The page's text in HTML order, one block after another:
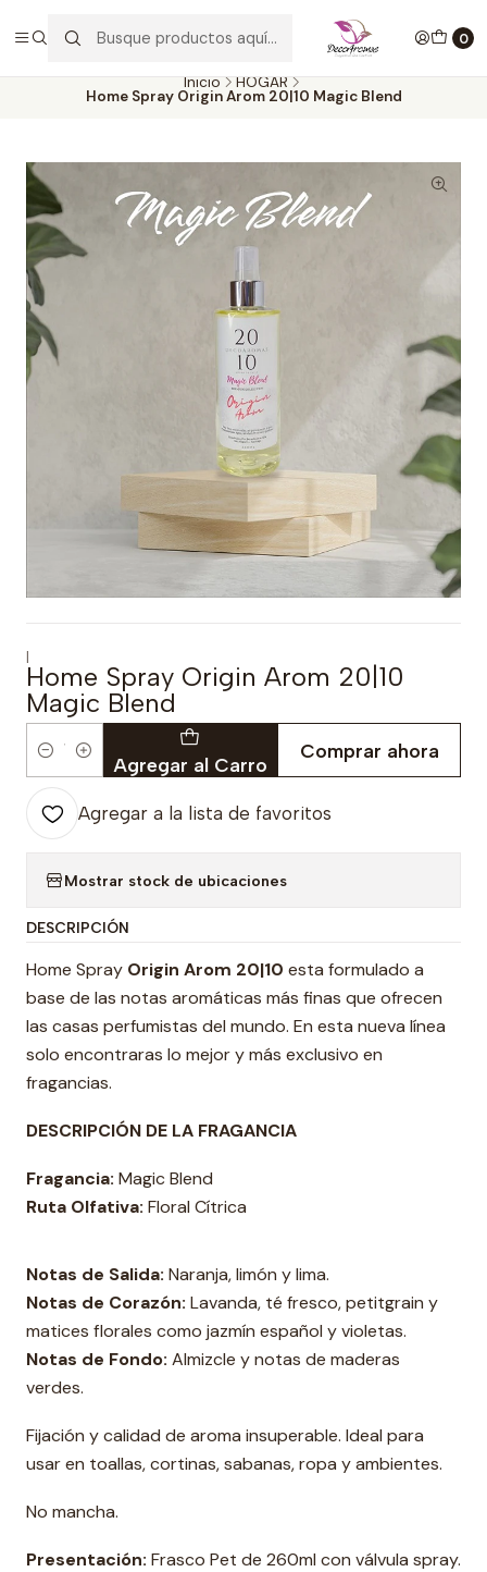
0
Envío GRATIS por compras desde $30.000. SOLO en la provincia de
SANTIAGO. (EXCLUYE CLIENTES MAYORISTAS))
Inicio HOGAR
Home Spray Origin Arom 20|10 Magic Blend
|
Home Spray Origin Arom 20|10
Magic Blend
Cantidad Agregar al Carro
Comprar ahora
Agregar a la lista de favoritos
Mostrar stock de ubicaciones
DESCRIPCIÓN
Home Spray Origin Arom 20|10 esta formulado a
base de las notas aromáticas más finas que ofrecen
las casas perfumistas del mundo. En esta nueva línea
solo encontraras lo mejor y más exclusivo en
fragancias.
DESCRIPCIÓN DE LA FRAGANCIA
Fragancia: Magic Blend
Ruta Olfativa: Floral Cítrica
Notas de Salida: Naranja, limón y lima.
Notas de Corazón: Lavanda, té fresco, petitgrain y
matices florales como jazmín español y violetas.
Notas de Fondo: Almizcle y notas de maderas
verdes.
Fijación y calidad de aroma insuperable. Ideal para
usar en toallas, cortinas, sabanas, ropa y ambientes.
No mancha.
Presentación: Frasco Pet de 260ml con válvula spray.